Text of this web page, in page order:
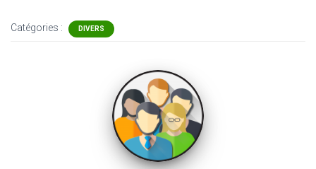
Catégories : DIVERS